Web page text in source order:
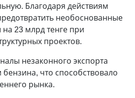
Благодаря действиям
необоснованные
23 млрд тенге при
проектов.
незаконного экспорта
что способствовало
рынка.